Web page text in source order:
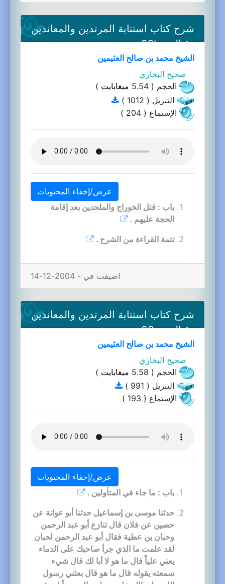
شرح كتاب استتابة المرتدين والمعاندين
وقتالهم-02b
الشيخ محمد بن صالح العثيمين
صحيح البخاري
الحجم ( 5.54
ميغابايت )
التنزيل ( 1012 )
الإستماع ( 204 )
عرض/إخفاء المحتويات
باب : قتل الخوراج والملحدين بعد إقامة
الحجة عليهم .
تتمة القراءة من الشرح .
اضيفت في - 2004-12-14
شرح كتاب استتابة المرتدين والمعاندين
وقتالهم-03a
الشيخ محمد بن صالح العثيمين
صحيح البخاري
الحجم ( 5.58
ميغابايت )
التنزيل ( 991 )
الإستماع ( 193 )
عرض/إخفاء المحتويات
باب : ما جاء في المتأولين .
حدثنا موسى بن إسماعيل حدثنا أبو عوانة عن
حصين عن فلان قال تنازع أبو عبد الرحمن
وحبان بن عطية فقال أبو عبد الرحمن لحبان
لقد علمت ما الذي جرأ صاحبك على الدماء
يعني علياً قال ما هو لا أبا لك قال شيء
سمعته يقوله قال ما هو قال بعثني رسول